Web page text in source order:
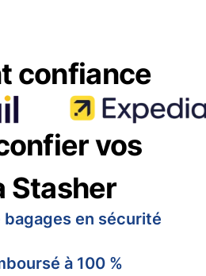
confiance
vos
Stasher
bagages en sécurité
à 100 %